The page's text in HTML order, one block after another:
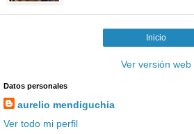
Inicio
Ver versión web
Datos personales
aurelio mendiguchia
Ver todo mi perfil